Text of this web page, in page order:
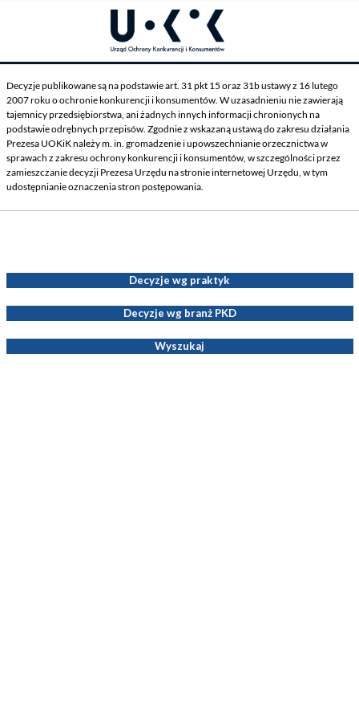
Decyzje publikowane są na podstawie art. 31 pkt 15 oraz 31b ustawy z 16 lutego
2007 roku o ochronie konkurencji i konsumentów. W uzasadnieniu nie zawierają
tajemnicy przedsiębiorstwa, ani żadnych innych informacji chronionych na
podstawie odrębnych przepisów. Zgodnie z wskazaną ustawą do zakresu działania
Prezesa UOKiK należy m. in. gromadzenie i upowszechnianie orzecznictwa w
sprawach z zakresu ochrony konkurencji i konsumentów, w szczególności przez
zamieszczanie decyzji Prezesa Urzędu na stronie internetowej Urzędu, w tym
udostępnianie oznaczenia stron postępowania.
Decyzje wg praktyk
Decyzje wg branż PKD
Wyszukaj